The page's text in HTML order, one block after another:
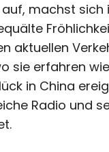
machst sich
aktuellen
sie erfahren
in China
Radio und